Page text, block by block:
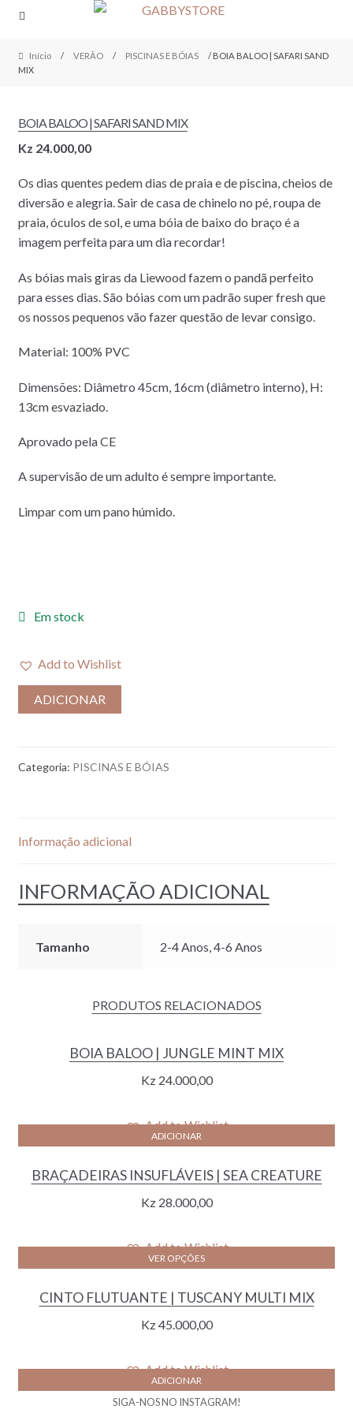
Skip
navigation
Skip
content
Início / VERÃO / PISCINAS E BÓIAS
/ BOIA BALOO | SAFARI SAND
MIX
BOIA BALOO | SAFARI SAND MIX
Kz 24.000,00
Os dias quentes pedem dias de praia e de piscina, cheios de
diversão e alegria. Sair de casa de chinelo no pé, roupa de
praia, óculos de sol, e uma bóia de baixo do braço é a
imagem perfeita para um dia recordar!
As bóias mais giras da Liewood fazem o pandã perfeito
para esses dias. São bóias com um padrão super fresh que
os nossos pequenos vão fazer questão de levar consigo.
Material: 100% PVC
Dimensões: Diâmetro 45cm, 16cm (diâmetro interno), H:
13cm esvaziado.
Aprovado pela CE
A supervisão de um adulto é sempre importante.
Limpar com um pano húmido.
Em stock
Add to Wishlist
ADICIONAR
Categoria: PISCINAS E BÓIAS
Informação adicional
INFORMAÇÃO ADICIONAL
Tamanho 2-4 Anos, 4-6 Anos
PRODUTOS RELACIONADOS
BOIA BALOO | JUNGLE MINT MIX
Kz24.000,00
Add to Wishlist
ADICIONAR
BRAÇADEIRAS INSUFLÁVEIS | SEA CREATURE
Kz28.000,00
Add to Wishlist
VER OPÇÕES
CINTO FLUTUANTE | TUSCANY MULTI MIX
Kz45.000,00
Add to Wishlist
ADICIONAR
SIGA-NOS NO INSTAGRAM!